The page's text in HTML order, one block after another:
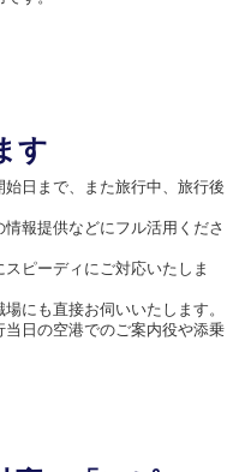
す
日まで、また旅行中、旅行後
報提供などにフル活用くださ
ピーディにご対応いたしま
にも直接お伺いいたします。
日の空港でのご案内役や添乗